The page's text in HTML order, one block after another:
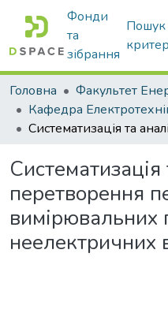
Фонди
та
зібрання
Пошук
Головна
перетворення
вимірювальних
неелектричних